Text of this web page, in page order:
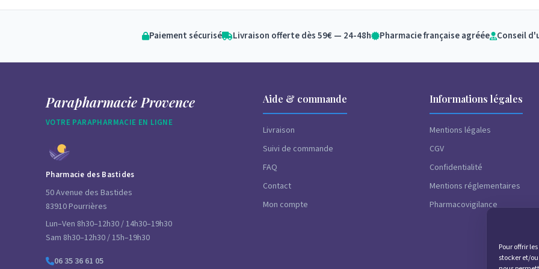
Pour offrir
stocker et/
Paiement sécurisé Livraison offerte dès 59€ — 24-48h Pharmacie française agréée Conseil
Parapharmacie Provence
VOTRE PARAPHARMACIE EN LIGNE
Pharmacie des Bastides
50 Avenue des Bastides
83910 Pourrières
Lun–Ven 8h30–12h30 / 14h30–19h30
Sam 8h30–12h30 / 15h–19h30
06 35 36 61 05
Aide & commande
Livraison
Suivi de commande
FAQ
Contact
Mon compte
Informations légales
Mentions légales
CGV
Confidentialité
Mentions réglementaires
Pharmacovigilance